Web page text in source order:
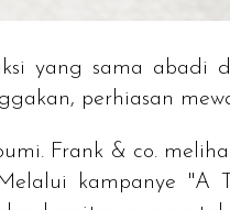
yang sama abadi
perhiasan
Frank & co.
kampanye "A